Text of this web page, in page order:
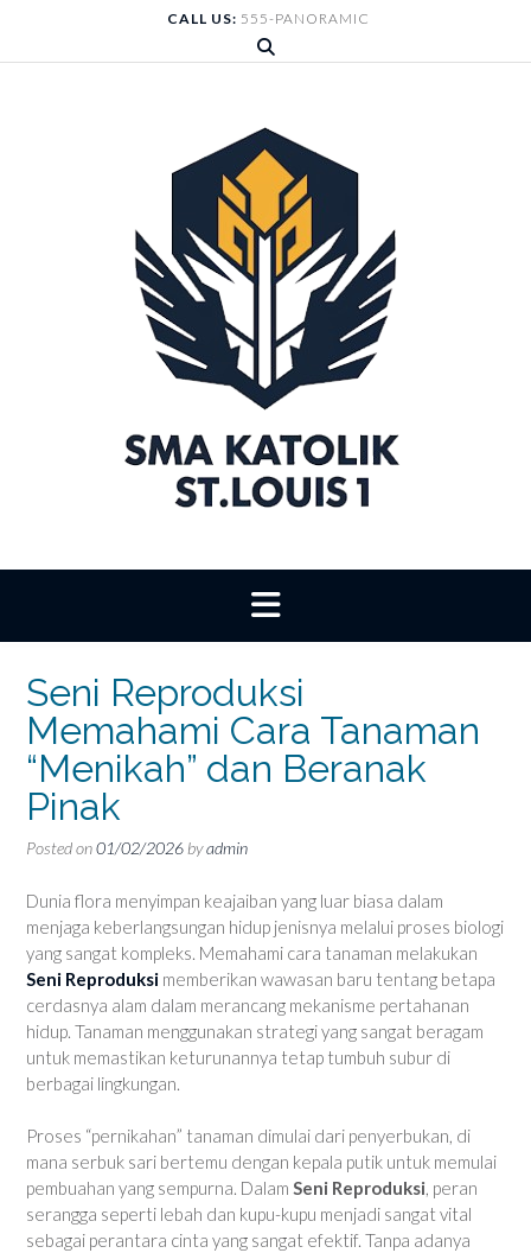
content
CALL US: 555-PANORAMIC
Seni Reproduksi
Memahami Cara Tanaman
“Menikah” dan Beranak
Pinak
Posted on01/02/2026 byadmin
Dunia flora menyimpan keajaiban yang luar biasa dalam
menjaga keberlangsungan hidup jenisnya melalui proses biologi
yang sangat kompleks. Memahami cara tanaman melakukan
Seni Reproduksi memberikan wawasan baru tentang betapa
cerdasnya alam dalam merancang mekanisme pertahanan
hidup. Tanaman menggunakan strategi yang sangat beragam
untuk memastikan keturunannya tetap tumbuh subur di
berbagai lingkungan.
Proses “pernikahan” tanaman dimulai dari penyerbukan, di
mana serbuk sari bertemu dengan kepala putik untuk memulai
pembuahan yang sempurna. Dalam Seni Reproduksi, peran
serangga seperti lebah dan kupu-kupu menjadi sangat vital
sebagai perantara cinta yang sangat efektif. Tanpa adanya